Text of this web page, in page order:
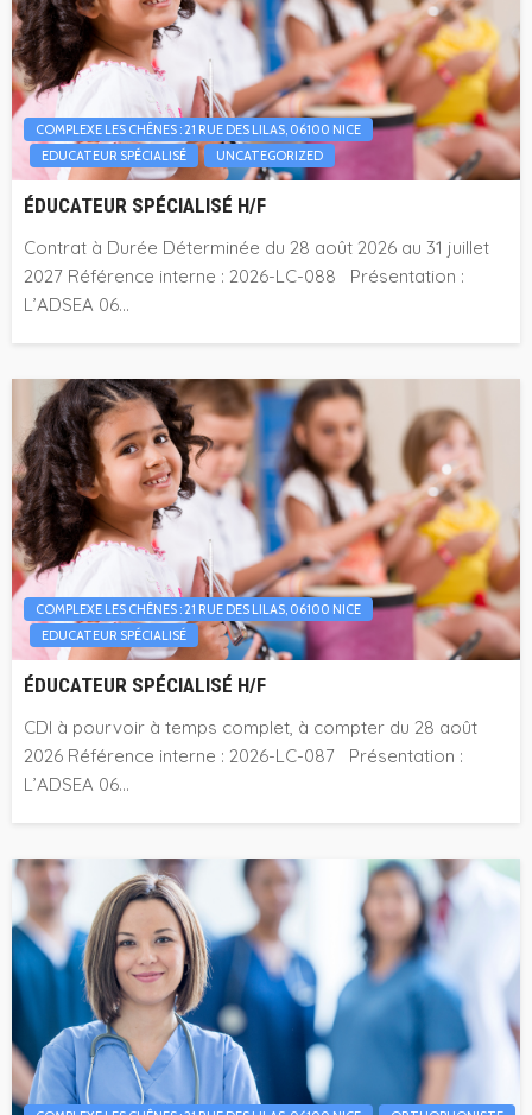
COMPLEXE LES CHÊNES : 21 RUE DES LILAS, 06100 NICE
EDUCATEUR SPÉCIALISÉ
UNCATEGORIZED
ÉDUCATEUR SPÉCIALISÉ H/F
Contrat à Durée Déterminée du 28 août 2026 au 31 juillet
2027 Référence interne : 2026-LC-088 Présentation :
L’ADSEA 06...
COMPLEXE LES CHÊNES : 21 RUE DES LILAS, 06100 NICE
EDUCATEUR SPÉCIALISÉ
ÉDUCATEUR SPÉCIALISÉ H/F
CDI à pourvoir à temps complet, à compter du 28 août
2026 Référence interne : 2026-LC-087 Présentation :
L’ADSEA 06...